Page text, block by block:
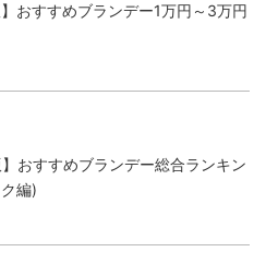
】おすすめブランデー1万円～3万円
】おすすめブランデー総合ランキン
編)